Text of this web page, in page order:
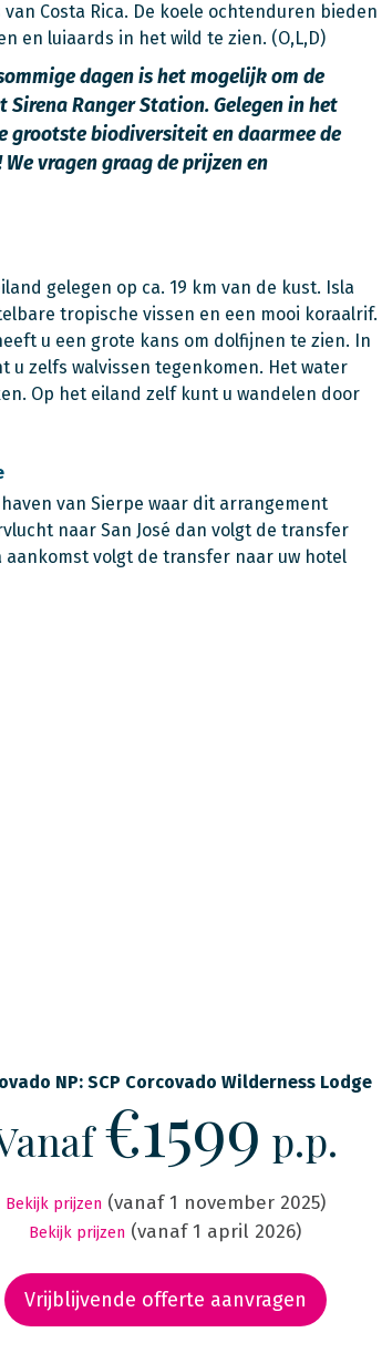
Costa Rica. De koele ochtenduren bieden
en luiaards in het wild te zien. (O,L,D)
dagen is het mogelijk om de
Ranger Station. Gelegen in het
grootste biodiversiteit en daarmee de
vragen graag de prijzen en
gelegen op ca. 19 km van de kust. Isla
tropische vissen en een mooi koraalrif.
u een grote kans om dolfijnen te zien. In
zelfs walvissen tegenkomen. Het water
Op het eiland zelf kunt u wandelen door
van Sierpe waar dit arrangement
naar San José dan volgt de transfer
aankomst volgt de transfer naar uw hotel
NP: SCP Corcovado Wilderness Lodge
€1599 p.p.
Bekijk prijzen (vanaf 1 november 2025)
Bekijk prijzen (vanaf 1 april 2026)
Vrijblijvende offerte aanvragen